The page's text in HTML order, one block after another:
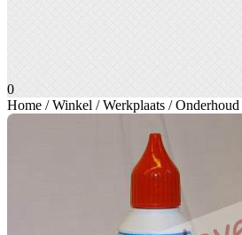
0
Home /Winkel /Werkplaats /Onderhoud